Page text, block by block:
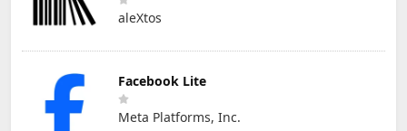
aleXtos
Facebook Lite
Meta Platforms, Inc.